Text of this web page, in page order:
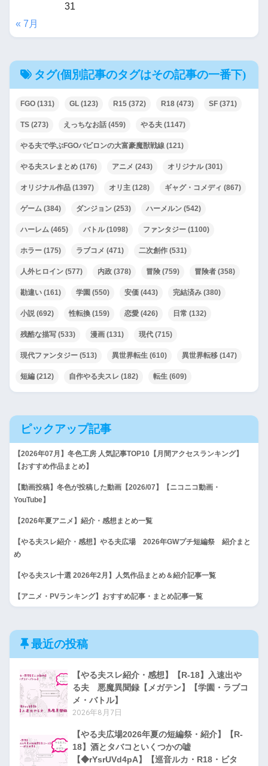
31
« 7月
タグ(個別記事のタグはその記事の一番下)
FGO (131) GL (123) R15 (372) R18 (473) SF (371)
TS (273) えっちなお話 (459) やる夫 (1147)
やる夫で学ぶFGOバビロンの大富豪魔獣戦線 (121)
やる夫スレまとめ (176) アニメ (243) オリジナル(301)
オリジナル作品 (1397) オリ主 (128) ギャグ・コメディ (867)
ゲーム (384) ダンジョン (253) ハーメルン (542)
ハーレム (465) バトル(1098) ファンタジー (1100)
ホラー (175) ラブコメ (471) 二次創作 (531)
人外ヒロイン (577) 内政 (378) 冒険 (759) 冒険者 (358)
勘違い (161) 学園 (550) 安価 (443) 完結済み (380)
小説(692) 性転換 (159) 恋愛 (426) 日常 (132)
残酷な描写 (533) 漫画 (131) 現代 (715)
現代ファンタジー (513) 異世界転生 (610) 異世界転移 (147)
短編 (212) 自作やる夫スレ (182) 転生 (609)
ピックアップ記事
【2026年07月】冬色工房 人気記事TOP10【月間アクセスランキング】
【おすすめ作品まとめ】
【動画投稿】冬色が投稿した動画【2026/07】【ニコニコ動画・
YouTube】
【2026年夏アニメ】紹介・感想まとめ一覧
【やる夫スレ紹介・感想】やる夫広場 2026年GWプチ短編祭 紹介まと
め
【やる夫スレ十選 2026年2月】人気作品まとめ＆紹介記事一覧
【アニメ・PVランキング】おすすめ記事・まとめ記事一覧
最近の投稿
【やる夫スレ紹介・感想】【R-18】入速出や
る夫 悪魔異聞録【メガテン】【学園・ラブコ
メ・バトル】
2026年8月7日
【やる夫広場2026年夏の短編祭・紹介】【R-
18】酒とタバコといくつかの嘘
【◆rYsrUVd4pA】【巡音ルカ・R18・ビタ